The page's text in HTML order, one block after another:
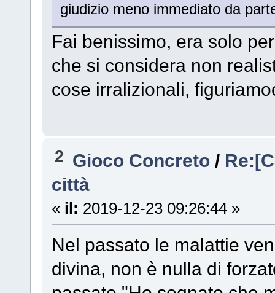
giudizio meno immediato da
Fai benissimo, era solo
che si considera non
cose irralizionali,
2 Gioco Concreto /
città
« il: 2019-12-23 09:26:44 »
Nel passato le malattie
divina, non è nulla di